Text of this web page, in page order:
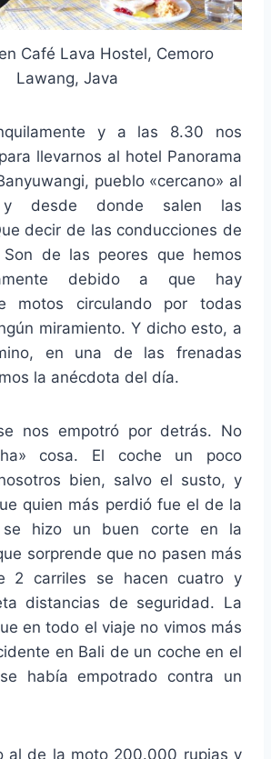
Café Lava Hostel, Cemoro
Lawang, Java
y a las 8.30 nos
llevarnos al hotel Panorama
pueblo «cercano» al
desde donde salen las
decir de las conducciones de
de las peores que hemos
debido a que hay
motos circulando por todas
miramiento. Y dicho esto, a
en una de las frenadas
la anécdota del día.
nos empotró por detrás. No
cosa. El coche un poco
bien, salvo el susto, y
quien más perdió fue el de la
se hizo un buen corte en la
sorprende que no pasen más
2 carriles se hacen cuatro y
distancias de seguridad. La
en todo el viaje no vimos más
en Bali de un coche en el
había empotrado contra un
al de la moto 200.000 rupias y